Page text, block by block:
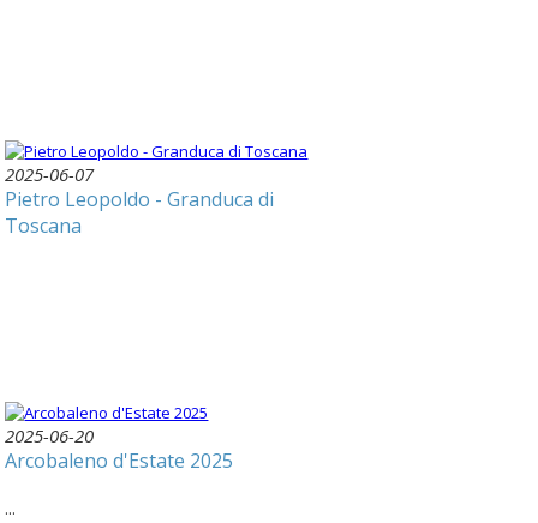
2025-06-07
Pietro Leopoldo - Granduca di
Toscana
2025-06-20
Arcobaleno d'Estate 2025
...